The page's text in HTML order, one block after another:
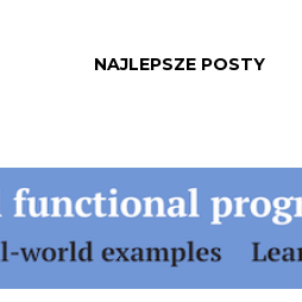
NAJLEPSZE POSTY